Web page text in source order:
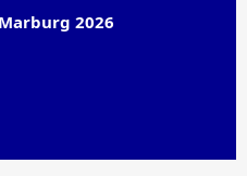
2026